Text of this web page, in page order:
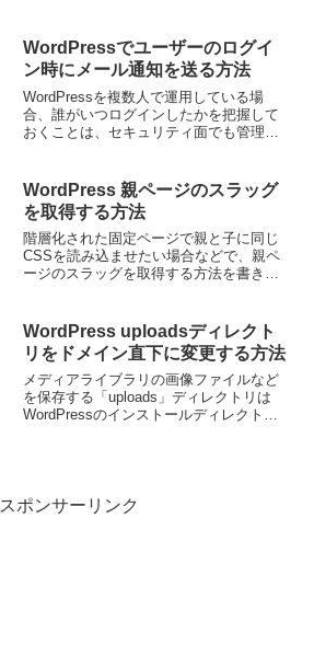
ジェットが多く並んでいると、情報が散
らかって見づらい...
WordPressでユーザーのログイ
ン時にメール通知を送る方法
WordPressを複数人で運用している場
合、誰がいつログインしたかを把握して
おくことは、セキュリティ面でも管理面
に、管理者に自動でメール通知が届くよ
うにするカスタマイ...
WordPress 親ページのスラッグ
を取得する方法
階層化された固定ページで親と子に同じ
CSSを読み込ませたい場合などで、親ペ
ージのスラッグを取得する方法を書きま
/** * 親ページのスラッグ取得 *...
WordPress uploadsディレクト
リをドメイン直下に変更する方法
メディアライブラリの画像ファイルなど
を保存する「uploads」ディレクトリは
WordPressのインストールディレクトリ
スポンサーリンク